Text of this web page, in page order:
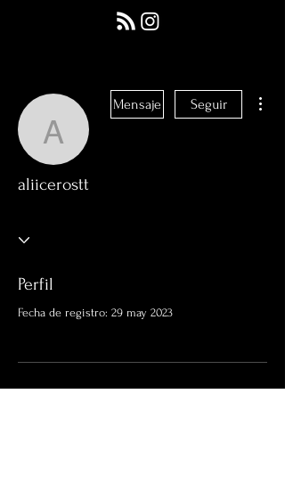
aliicerostt
Mensaje Seguir
aliicerostt
Perfil
Fecha de registro: 29 may 2023